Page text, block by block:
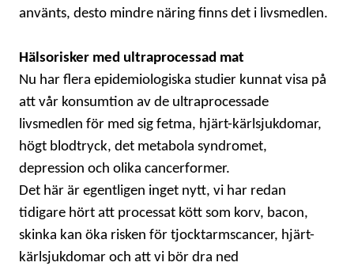
använts, desto mindre näring finns det i livsmedlen.
Hälsorisker med ultraprocessad mat
Nu har flera epidemiologiska studier kunnat visa på
att vår konsumtion av de ultraprocessade
livsmedlen för med sig fetma, hjärt-kärlsjukdomar,
högt blodtryck, det metabola syndromet,
depression och olika cancerformer.
Det här är egentligen inget nytt, vi har redan
tidigare hört att processat kött som korv, bacon,
skinka kan öka risken för tjocktarmscancer, hjärt-
kärlsjukdomar och att vi bör dra ned